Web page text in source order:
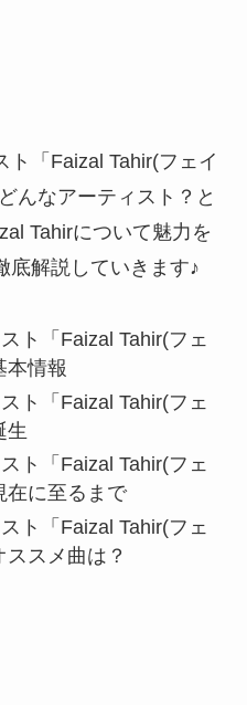
ト「Faizal Tahir(フェイ
んなアーティスト？と
Tahirについて魅力を
底解説していきます♪
ト「Faizal Tahir(フェ
本情報
ト「Faizal Tahir(フェ
生
ト「Faizal Tahir(フェ
在に至るまで
ト「Faizal Tahir(フェ
スメ曲は？